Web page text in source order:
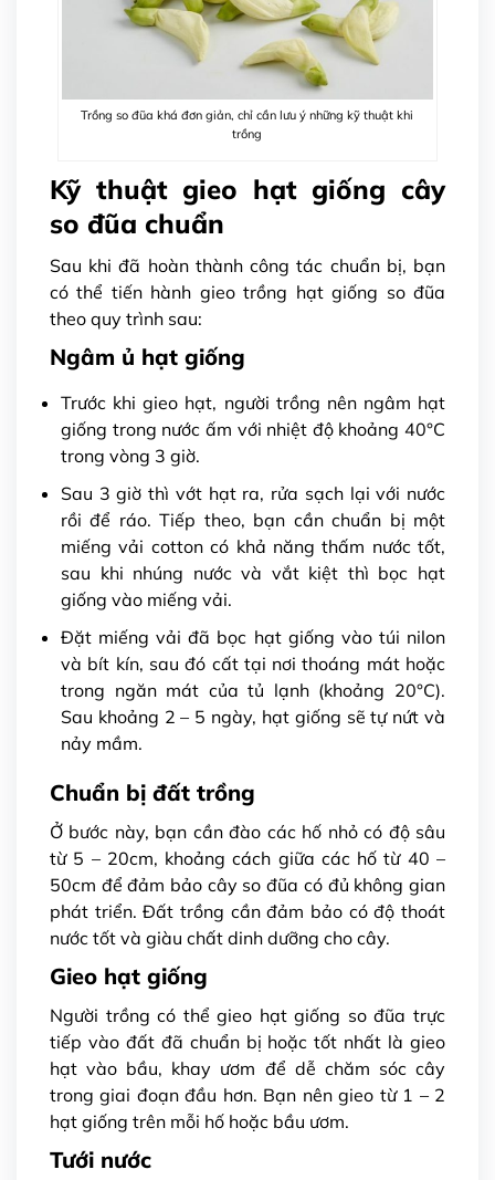
Trồng so đũa khá đơn giản, chỉ cần lưu ý những kỹ thuật khi
trồng
Kỹ thuật gieo hạt giống cây
so đũa chuẩn
Sau khi đã hoàn thành công tác chuẩn bị, bạn
có thể tiến hành gieo trồng hạt giống so đũa
theo quy trình sau:
Ngâm ủ hạt giống
Trước khi gieo hạt, người trồng nên ngâm hạt
giống trong nước ấm với nhiệt độ khoảng 40°C
trong vòng 3 giờ.
Sau 3 giờ thì vớt hạt ra, rửa sạch lại với nước
rồi để ráo. Tiếp theo, bạn cần chuẩn bị một
miếng vải cotton có khả năng thấm nước tốt,
sau khi nhúng nước và vắt kiệt thì bọc hạt
giống vào miếng vải.
Đặt miếng vải đã bọc hạt giống vào túi nilon
và bít kín, sau đó cất tại nơi thoáng mát hoặc
trong ngăn mát của tủ lạnh (khoảng 20°C).
Sau khoảng 2 – 5 ngày, hạt giống sẽ tự nứt và
nảy mầm.
Chuẩn bị đất trồng
Ở bước này, bạn cần đào các hố nhỏ có độ sâu
từ 5 – 20cm, khoảng cách giữa các hố từ 40 –
50cm để đảm bảo cây so đũa có đủ không gian
phát triển. Đất trồng cần đảm bảo có độ thoát
nước tốt và giàu chất dinh dưỡng cho cây.
Gieo hạt giống
Người trồng có thể gieo hạt giống so đũa trực
tiếp vào đất đã chuẩn bị hoặc tốt nhất là gieo
hạt vào bầu, khay ươm để dễ chăm sóc cây
trong giai đoạn đầu hơn. Bạn nên gieo từ 1 – 2
hạt giống trên mỗi hố hoặc bầu ươm.
Tưới nước